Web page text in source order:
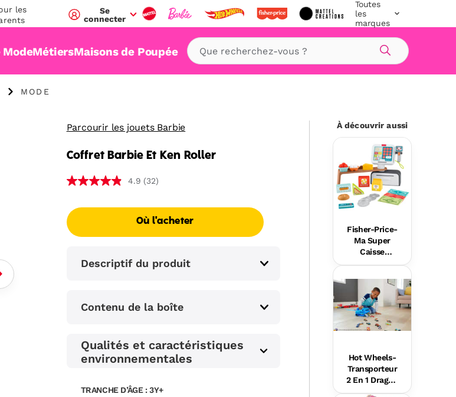
les
Se
connecter
Toutes
les
marques
ModeMétiersMaisons de Poupée
Rechercher
"MODE
Parcourir les jouets Barbie
Coffret Barbie Et Ken Roller
4.9
sur
5,
valeur
note
même
4.9 (32)
Où l'acheter
Descriptif du produit
Contenu de la boîte
Qualités et caractéristiques
environnementales
TRANCHE D’ÂGE : 3Y+
À découvrir aussi
Fisher-Price-
Ma Super
Caisse
Enregistreus
Éveil
Hot Wheels-
Transporteur
2 En 1 Dragon
s Hot Wheels